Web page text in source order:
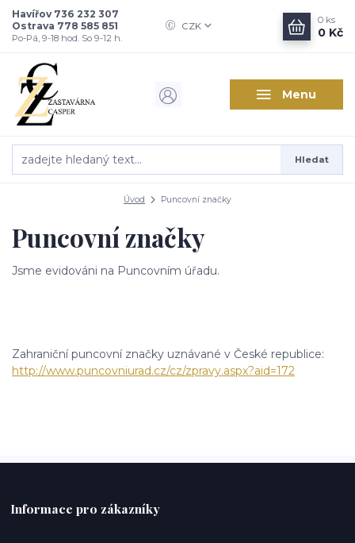
Menu
CZK
Hledat
Havířov 736 232 307
Ostrava 778 585 851
Po-Pá, 9-18 hod. So 9-12 h.
0 ks
0 Kč
Úvod Puncovní značky
Puncovní značky
Jsme evidováni na Puncovním úřadu.
Zahraniční puncovní značky uznávané v České republice:
http://www.puncovniurad.cz/cz/zpravy.aspx?aid=172
Informace pro zákazníky